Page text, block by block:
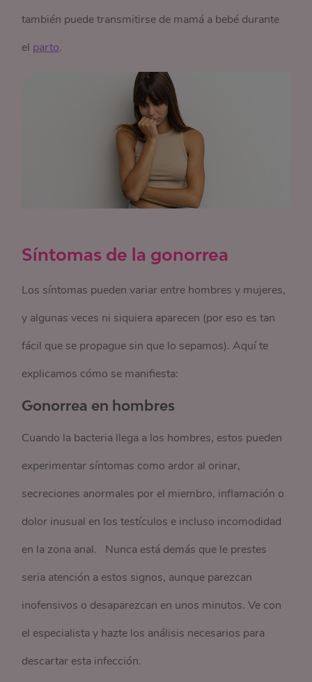
también puede transmitirse de mamá a bebé durante
el parto.
Síntomas de la gonorrea
Los síntomas pueden variar entre hombres y mujeres,
y algunas veces ni siquiera aparecen (por eso es tan
fácil que se propague sin que lo sepamos). Aquí te
explicamos cómo se manifiesta:
Gonorrea en hombres
Cuando la bacteria llega a los hombres, estos pueden
experimentar síntomas como ardor al orinar,
secreciones anormales por el miembro, inflamación o
dolor inusual en los testículos e incluso incomodidad
en la zona anal. Nunca está demás que le prestes
seria atención a estos signos, aunque parezcan
inofensivos o desaparezcan en unos minutos. Ve con
el especialista y hazte los análisis necesarios para
descartar esta infección.